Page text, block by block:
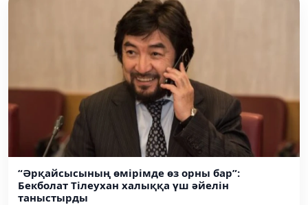
“Әрқайсысының өмірімде өз орны бар”:
Бекболат Тілеухан халыққа үш әйелін
таныстырды